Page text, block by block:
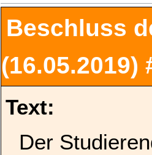
Beschluss
Text:
Der